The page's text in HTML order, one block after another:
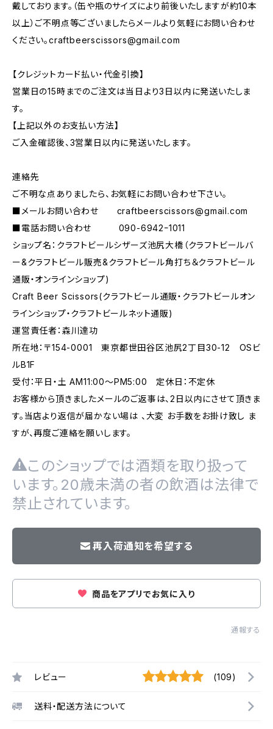
戴しております。（缶や瓶のサイズにより前後いたしますが約10本
以上）ご不明点等ございましたらメールより気軽にお問い合わせ
ください。craftbeerscissors@gmail.com
【クレジットカード払い・代金引換】
営業日の15時までのご注文は当日より3日以内に発送いたしま
す。
【上記以外のお支払い方法】
ご入金確認後、3営業日以内に発送いたします。
連絡先
ご不明な点ありましたら、お気軽にお問い合わせ下さい。
■メールお問い合わせ craftbeerscissors@gmail.com
■電話お問い合わせ 090-6942ｰ1011
ショップ名：クラフトビールシザーズ池尻大橋（クラフトビールバ
ー&クラフトビール販売&クラフトビール角打ち＆クラフトビール
通販・オンラインショップ)
Craft Beer Scissors(クラフトビール通販・クラフトビールオン
ラインショップ・クラフトビールネット通販)
運営責任者：森川達功
所在地：〒154-0001 東京都世田谷区池尻2丁目30-12 OSビ
ルB1F
受付：平日・土 AM11:00～PM5:00 定休日：不定休
お客様から頂きましたメールのご返事は、2日以内にさせて頂きま
す。当店より返信が届かない場は 、大変 お手数をお掛け致し ま
すが、再度ご連絡を願いします。
このショップでは酒類を取り扱って
います。20歳未満の者の飲酒は法律で
禁止されています。
再入荷通知を希望する
商品をアプリでお気に入り
通報する
レビュー (109)
送料・配送方法について